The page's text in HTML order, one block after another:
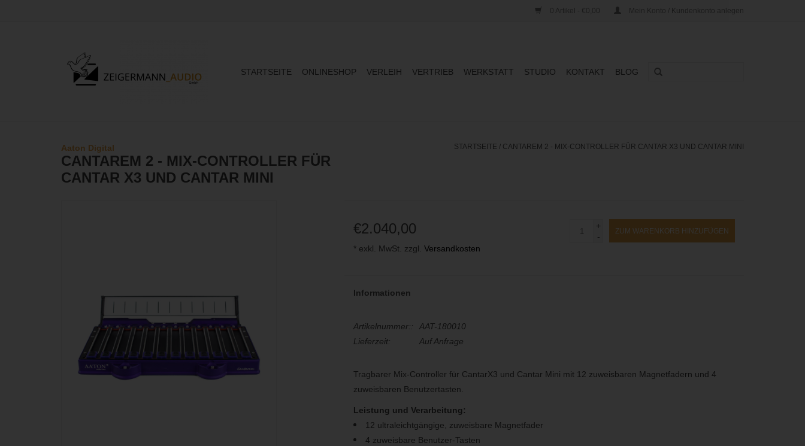
0 Artikel - €0,00 Mein Konto / Kundenkonto anlegen
STARTSEITE ONLINESHOP VERLEIH VERTRIEB WERKSTATT STUDIO KONTAKT BLOG
Aaton Digital
CANTAREM 2 - MIX-CONTROLLER FÜR
CANTAR X3 UND CANTAR MINI
STARTSEITE / CANTAREM 2 - MIX-CONTROLLER FÜR CANTAR X3 UND CANTAR MINI
€2.040,00
* exkl. MwSt. zzgl. Versandkosten
+
-
ZUM WARENKORB HINZUFÜGEN
Informationen
Artikelnummer:: AAT-180010
Lieferzeit:
Auf Anfrage
Tragbarer Mix-Controller für CantarX3 und Cantar Mini mit 12 zuweisbaren Magnetfadern und 4
zuweisbaren Benutzertasten.
Leistung und Verarbeitung:
12 ultraleichtgängige, zuweisbare Magnetfader
4 zuweisbare Benutzer-Tasten